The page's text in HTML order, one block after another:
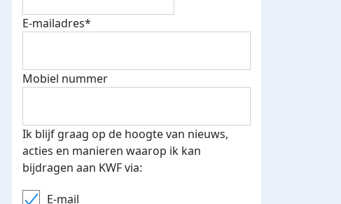
E-mailadres*
Mobiel nummer
Ik blijf graag op de hoogte van nieuws,
acties en manieren waarop ik kan
bijdragen aan KWF via:
E-mail